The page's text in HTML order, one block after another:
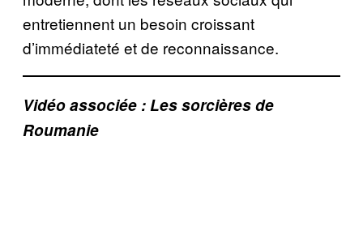
entretiennent un besoin croissant
d’immédiateté et de reconnaissance.
Vidéo associée : Les sorcières de
Roumanie